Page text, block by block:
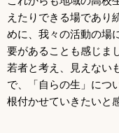
えたりできる場であり
めに、我々の活動の場
要があることも感じま
若者と考え、見えない
で、「自らの生」につ
根付かせていきたいと